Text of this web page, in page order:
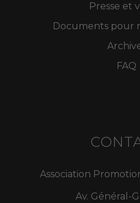
Presse et
Documents pour
FAQ
Association
Av. Général-